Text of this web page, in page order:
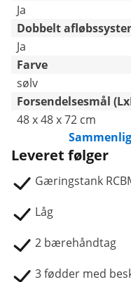
Ja
Dobbelt
Ja
Farve
sølv
Forsendelsesmål
48 x 48 x 72 cm
Leveret følger
Gæringstank
Låg
2 bærehåndtag
3 fødder med